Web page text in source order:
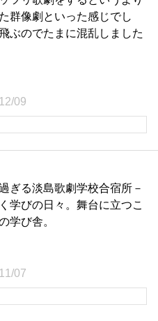
群像劇といった感じでし
ぶのでたまに混乱しました
09
ぎる淡島歌劇学校合宿所－
学びの日々。舞台に立つこ
学び舎。
07